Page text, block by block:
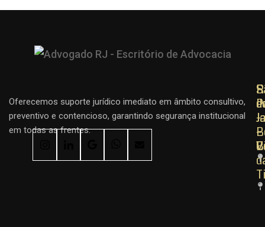
Oferecemos suporte jurídico imediato em âmbito consultivo,
preventivo e contencioso, garantindo segurança institucional
em todas as frentes.
–
–
–